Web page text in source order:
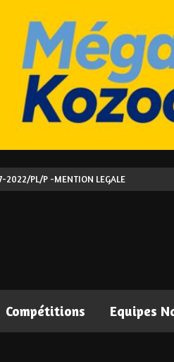
2022/PL/P -MENTION LEGALE
Compétitions Equipes